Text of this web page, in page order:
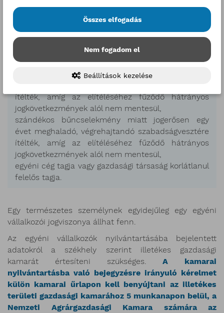
költségvetést károsító (Btk. XXXIX. Fejezet),
pénzmosás (Btk. XL. Fejezet), a gazdálkodás rendjét
sértő (Btk. XLI. Fejezet), a fogyasztók érdekeit és a
gazdasági verseny tisztaságát sértő (Btk. XLII.
Fejezet) vagy a tiltott adatszerzés és az információs
rendszer elleni (Btk. XLIII. Fejezet) bűncselekmény
ítélték, amíg az elítéléséhez fűződő hátrányos
jogkövetkezmények alól nem mentesül,
szándékos bűncselekmény miatt jogerősen egy
évet meghaladó, végrehajtandó szabadságvesztére
ítélték, amíg az elítéléséhez fűződő hátrányos
jogkövetkezmények alól nem mentesül,
egyéni cég tagja vagy gazdasági társaság korlátlanul
felelős tagja.
Egy természetes személynek egyidejűleg egy egyéni
vállalkozói jogviszonya állhat fenn.
Az egyéni vállalkozók nyilvántartásába bejelentett
adatokról a székhely szerint illetékes gazdasági
kamarát értesíteni szükséges.A kamarai
nyilvántartásba való bejegyzésre irányuló kérelmet
külön kamarai űrlapon kell benyújtani az illetékes
területi gazdasági kamarához 5 munkanapon belül, a
Nemzeti Agrárgazdasági Kamara számára az
Összes elfogadás
Nem fogadom el
Beállítások kezelése